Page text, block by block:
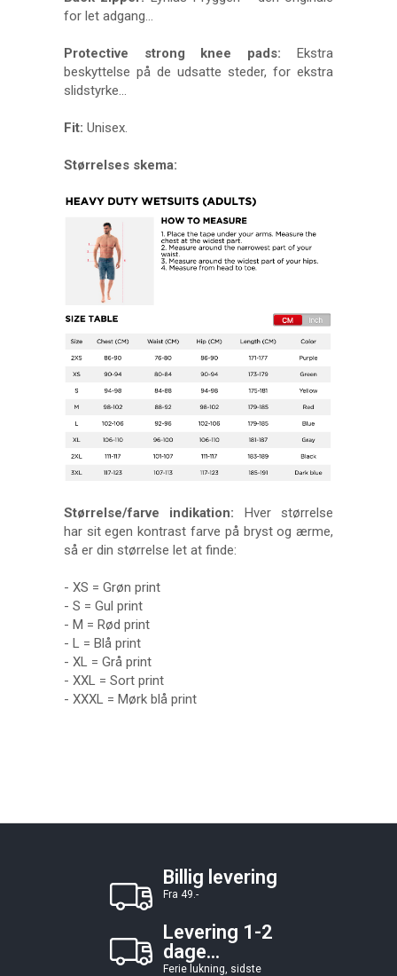
for let adgang…
Protective strong knee pads:Ekstra
beskyttelse på de udsatte steder, for ekstra
slidstyrke...
Fit: Unisex.
Størrelses skema:
Størrelse/farve indikation: Hver størrelse
har sit egen kontrast farve på bryst og ærme,
så er din størrelse let at finde:
- XS = Grøn print
- S = Gul print
- M = Rød print
- L = Blå print
- XL = Grå print
- XXL = Sort print
- XXXL = Mørk blå print
Billig levering
Fra 49.-
Levering 1-2
dage...
Ferie lukning, sidste